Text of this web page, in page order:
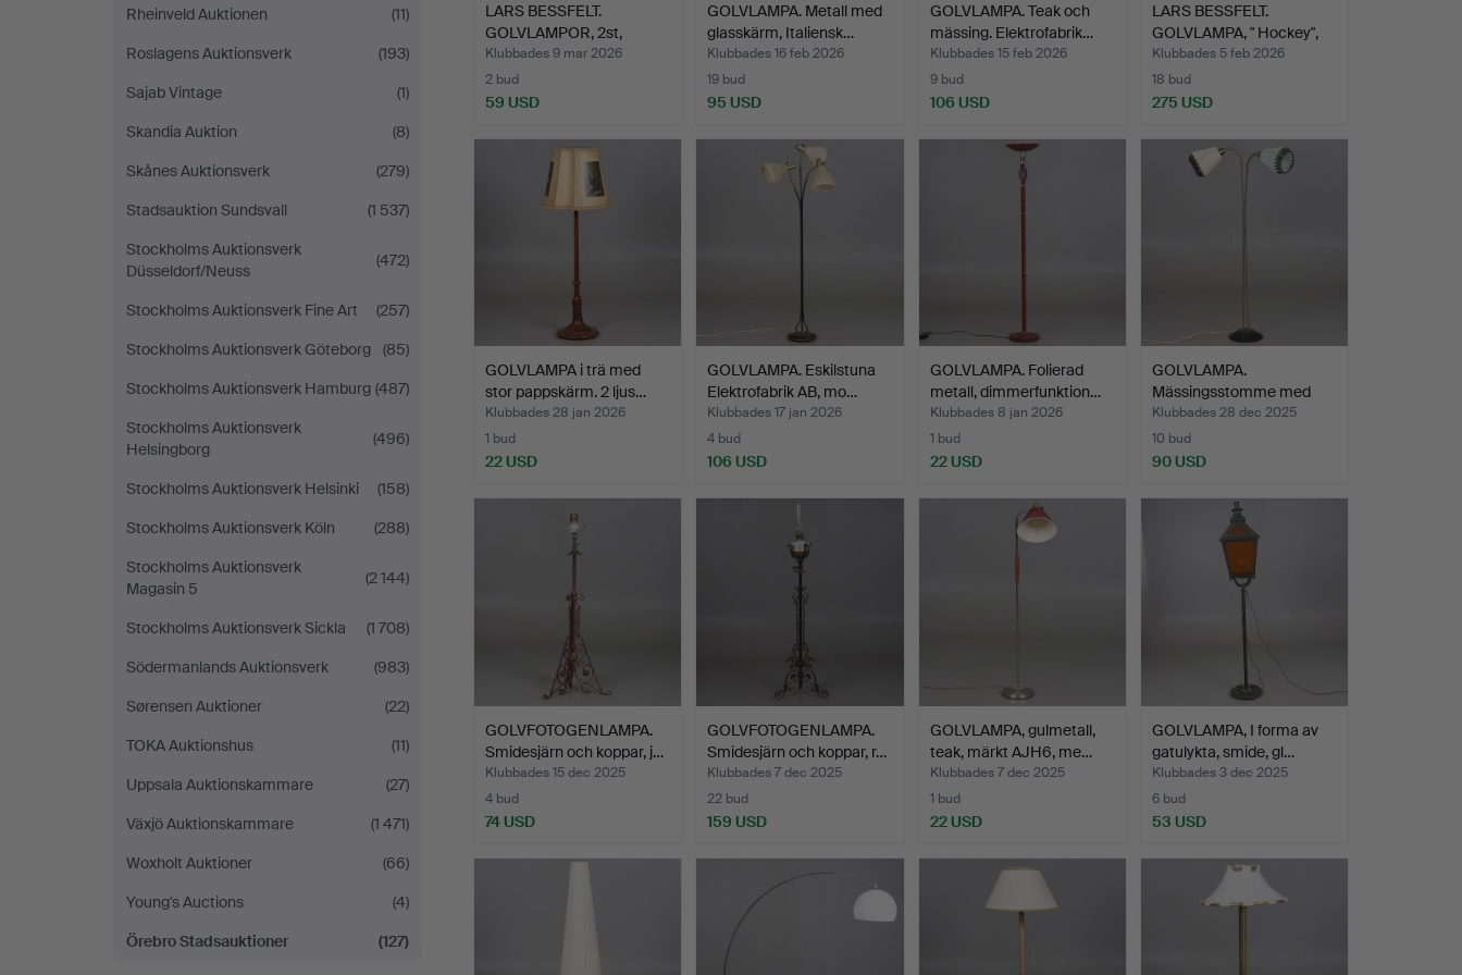
Rheinveld Auktionen
(11)
Roslagens Auktionsverk
(193)
Sajab Vintage
(1)
Skandia Auktion
(8)
Skånes Auktionsverk
(279)
Stadsauktion Sundsvall
(1 537)
Stockholms Auktionsverk
Düsseldorf/Neuss
(472)
Stockholms Auktionsverk Fine Art
(257)
Stockholms Auktionsverk Göteborg
(85)
Stockholms Auktionsverk Hamburg (487)
Stockholms Auktionsverk
Helsingborg
(496)
Stockholms Auktionsverk Helsinki
(158)
Stockholms Auktionsverk Köln
(288)
Stockholms Auktionsverk
Magasin 5
(2 144)
Stockholms Auktionsverk Sickla
(1 708)
Södermanlands Auktionsverk
(983)
Sørensen Auktioner
(22)
TOKA Auktionshus
(11)
Uppsala Auktionskammare
(27)
Växjö Auktionskammare
(1 471)
Woxholt Auktioner
(66)
Young's Auctions
(4)
Örebro Stadsauktioner
(127)
LARS BESSFELT.
GOLVLAMPOR, 2st,
"Grevie" t…
Klubbades 9 mar 2026
2 bud
59 USD
GOLVLAMPA. Metall med
glasskärm, Italiensk…
Klubbades 16 feb 2026
19 bud
95 USD
GOLVLAMPA. Teak och
mässing. Elektrofabrik…
Klubbades 15 feb 2026
9 bud
106 USD
LARS BESSFELT.
GOLVLAMPA, " Hockey",
Atelj…
Klubbades 5 feb 2026
18 bud
275 USD
GOLVLAMPA i trä med
stor pappskärm. 2 ljus…
Klubbades 28 jan 2026
1 bud
22 USD
GOLVLAMPA. Eskilstuna
Elektrofabrik AB, mo…
Klubbades 17 jan 2026
4 bud
106 USD
GOLVLAMPA. Folierad
metall, dimmerfunktion…
Klubbades 8 jan 2026
1 bud
22 USD
GOLVLAMPA.
Mässingsstomme med
svartlackad …
Klubbades 28 dec 2025
10 bud
90 USD
GOLVFOTOGENLAMPA.
Smidesjärn och koppar, j…
Klubbades 15 dec 2025
4 bud
74 USD
GOLVFOTOGENLAMPA.
Smidesjärn och koppar, r…
Klubbades 7 dec 2025
22 bud
159 USD
GOLVLAMPA, gulmetall,
teak, märkt AJH6, me…
Klubbades 7 dec 2025
1 bud
22 USD
GOLVLAMPA, I forma av
gatulykta, smide, gl…
Klubbades 3 dec 2025
6 bud
53 USD